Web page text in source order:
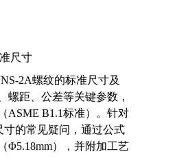
尺寸
2A螺纹的标准尺寸及
螺距、公差等关键参数，
ASME B1.1标准）。针对
寸的常见疑问，通过公式
Φ5.18mm），并附加工艺